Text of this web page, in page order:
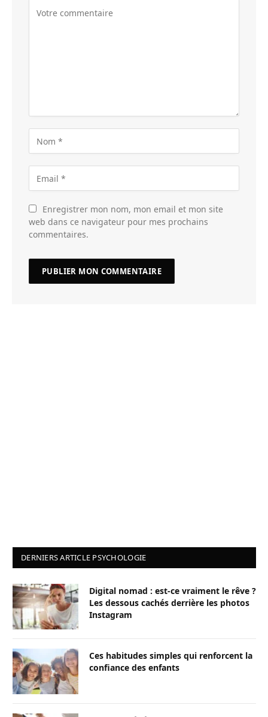
Enregistrer mon nom, mon email et mon site
web dans ce navigateur pour mes prochains
commentaires.
DERNIERS ARTICLE PSYCHOLOGIE
Digital nomad : est-ce vraiment le rêve ?
Les dessous cachés derrière les photos
Instagram
Ces habitudes simples qui renforcent la
confiance des enfants